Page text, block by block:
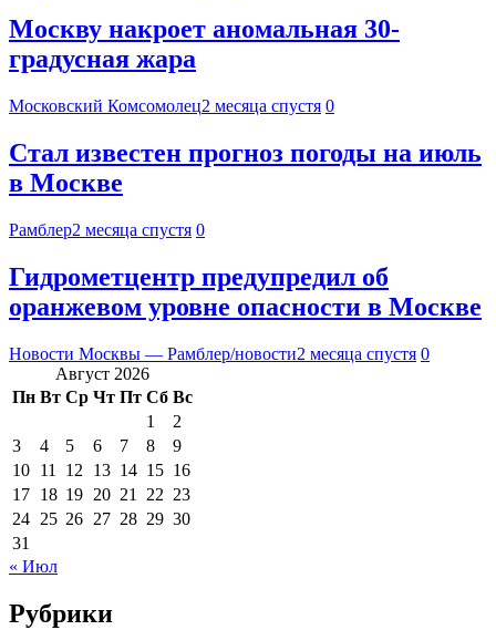
Москву накроет аномальная 30-
градусная жара
Московский Комсомолец2 месяца спустя 0
Стал известен прогноз погоды на июль
в Москве
Рамблер2 месяца спустя 0
Гидрометцентр предупредил об
оранжевом уровне опасности в Москве
Новости Москвы — Рамблер/новости2 месяца спустя 0
Август 2026
Пн Вт Ср Чт Пт Сб Вс
1
2
3
4 5 6 7 8
9
10 11 12 13 14 15 16
17 18 19 20 21 22 23
24 25 26 27 28 29 30
31
« Июл
Рубрики